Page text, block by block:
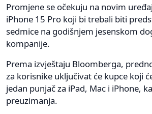
Promjene se očekuju na novim
iPhone 15 Pro koji bi trebali biti
sedmice na godišnjem jesenskom
kompanije.
Prema izvještaju Bloomberga,
za korisnike uključivat će kupce koji
jedan punjač za iPad, Mac i iPhone,
preuzimanja.